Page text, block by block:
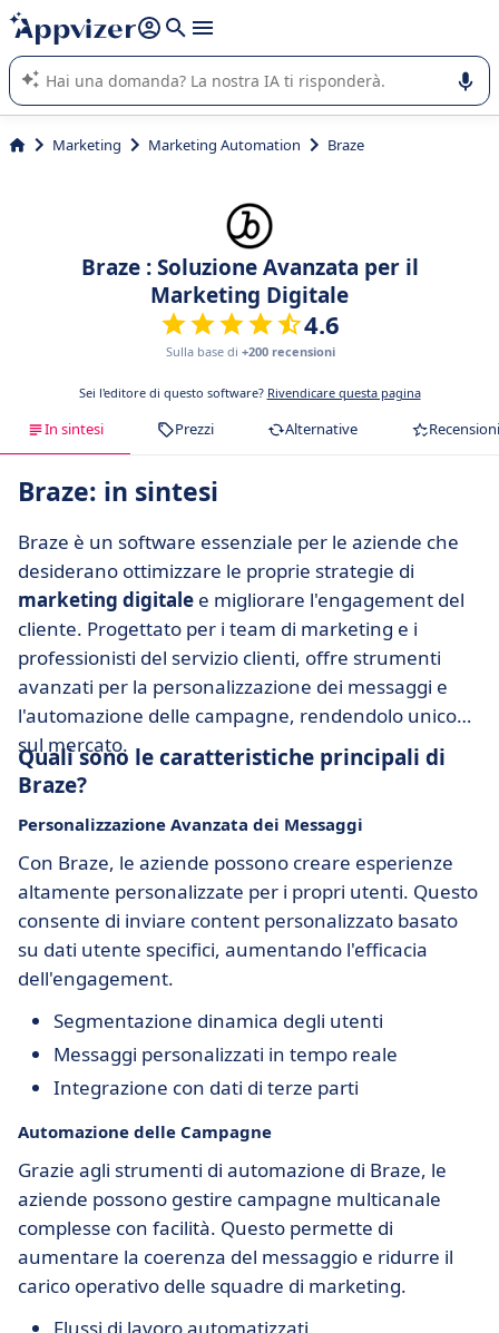
righe con
shift + enter
L'IA di Appvizer vi guida nell'utilizzo o nella scelta di un
software SaaS per la vostra azienda.
Marketing Marketing Automation Braze
Braze : Soluzione Avanzata per il
Marketing Digitale
4.6
Sulla base di +200 recensioni
Sei l'editore di questo software? Rivendicare questa pagina
In sintesi Prezzi Alternative Recensioni
Braze: in sintesi
Braze è un software essenziale per le aziende che
desiderano ottimizzare le proprie strategie di
marketing digitale e migliorare l'engagement del
cliente. Progettato per i team di marketing e i
professionisti del servizio clienti, offre strumenti
avanzati per la personalizzazione dei messaggi e
l'automazione delle campagne, rendendolo unico
sul mercato.
Quali sono le caratteristiche principali di
Braze?
Personalizzazione Avanzata dei Messaggi
Con Braze, le aziende possono creare esperienze
altamente personalizzate per i propri utenti. Questo
consente di inviare content personalizzato basato
su dati utente specifici, aumentando l'efficacia
dell'engagement.
Segmentazione dinamica degli utenti
Messaggi personalizzati in tempo reale
Integrazione con dati di terze parti
Automazione delle Campagne
Grazie agli strumenti di automazione di Braze, le
aziende possono gestire campagne multicanale
complesse con facilità. Questo permette di
aumentare la coerenza del messaggio e ridurre il
carico operativo delle squadre di marketing.